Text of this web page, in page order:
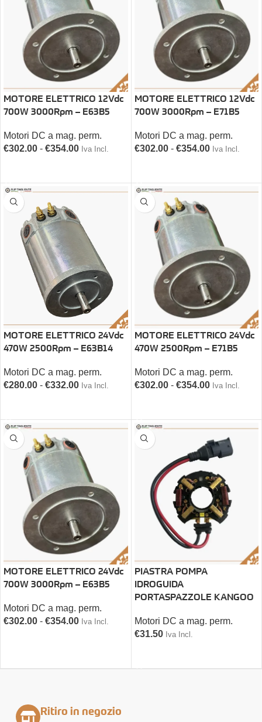
MOTORE ELETTRICO 12Vdc
700W 3000Rpm – E63B5
Motori DC a mag. perm.
€302.00 - €354.00 Iva Incl.
MOTORE ELETTRICO 12Vdc
700W 3000Rpm – E71B5
Motori DC a mag. perm.
€302.00 - €354.00 Iva Incl.
MOTORE ELETTRICO 24Vdc
470W 2500Rpm – E63B14
Motori DC a mag. perm.
€280.00 - €332.00 Iva Incl.
MOTORE ELETTRICO 24Vdc
470W 2500Rpm – E71B5
Motori DC a mag. perm.
€302.00 - €354.00 Iva Incl.
MOTORE ELETTRICO 24Vdc
700W 3000Rpm – E63B5
Motori DC a mag. perm.
€302.00 - €354.00 Iva Incl.
PIASTRA POMPA
IDROGUIDA
PORTASPAZZOLE KANGOO
Motori DC a mag. perm.
€31.50 Iva Incl.
Ritiro in negozio